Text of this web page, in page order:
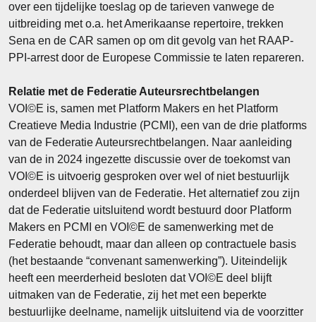
over een tijdelijke toeslag op de tarieven vanwege de
uitbreiding met o.a. het Amerikaanse repertoire, trekken
Sena en de CAR samen op om dit gevolg van het RAAP-
PPI-arrest door de Europese Commissie te laten repareren.
Relatie met de Federatie Auteursrechtbelangen
VOI©E is, samen met Platform Makers en het Platform
Creatieve Media Industrie (PCMI), een van de drie platforms
van de Federatie Auteursrechtbelangen. Naar aanleiding
van de in 2024 ingezette discussie over de toekomst van
VOI©E is uitvoerig gesproken over wel of niet bestuurlijk
onderdeel blijven van de Federatie. Het alternatief zou zijn
dat de Federatie uitsluitend wordt bestuurd door Platform
Makers en PCMI en VOI©E de samenwerking met de
Federatie behoudt, maar dan alleen op contractuele basis
(het bestaande “convenant samenwerking”). Uiteindelijk
heeft een meerderheid besloten dat VOI©E deel blijft
uitmaken van de Federatie, zij het met een beperkte
bestuurlijke deelname, namelijk uitsluitend via de voorzitter